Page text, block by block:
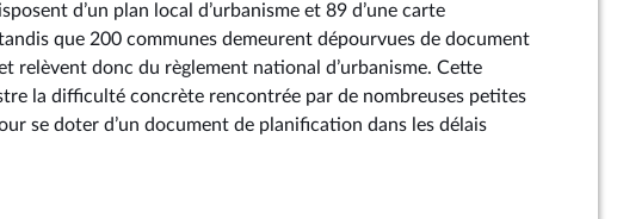
d’un plan local d’urbanisme et 89 d’une carte
que 200 communes demeurent dépourvues de document
relèvent donc du règlement national d’urbanisme. Cette
la difficulté concrète rencontrée par de nombreuses petites
se doter d’un document de planification dans les délais